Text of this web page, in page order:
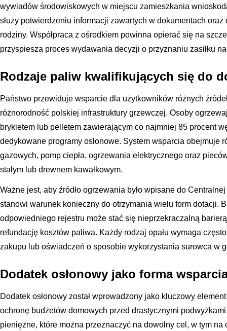
wywiadów środowiskowych w miejscu zamieszkania
służy potwierdzeniu informacji zawartych w dokumentach
rodziny. Współpraca z ośrodkiem powinna opierać się na
przyspiesza proces wydawania decyzji o przyznaniu zasiłku
Rodzaje paliw kwalifikujących się do
Państwo przewiduje wsparcie dla użytkowników różnych
różnorodność polskiej infrastruktury grzewczej. Osoby
brykietem lub pelletem zawierającym co najmniej 85 procent
dedykowane programy osłonowe. System wsparcia obejmuje
gazowych, pomp ciepła, ogrzewania elektrycznego oraz
stałym lub drewnem kawałkowym.
Ważne jest, aby źródło ogrzewania było wpisane do
stanowi warunek konieczny do otrzymania wielu form dotacji.
odpowiedniego rejestru może stać się nieprzekraczalną
refundację kosztów paliwa. Każdy rodzaj opału wymaga
zakupu lub oświadczeń o sposobie wykorzystania surowca w
Dodatek osłonowy jako forma
Dodatek osłonowy został wprowadzony jako kluczowy
ochronę budżetów domowych przed drastycznymi
pieniężne, które można przeznaczyć na dowolny cel, w tym na